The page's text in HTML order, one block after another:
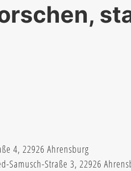
4, 22926 Ahrensburg
Samusch-Straße 3, 22926